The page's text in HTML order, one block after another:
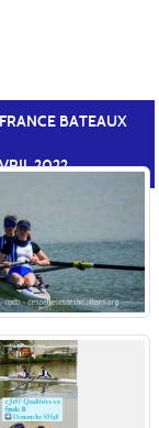
BATEAUX
2022